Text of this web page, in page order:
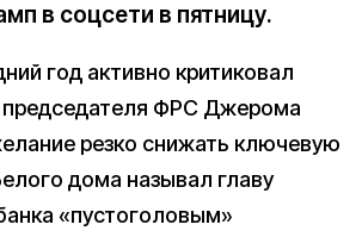
в соцсети в пятницу.
год активно критиковал
ФРС Джерома
резко снижать ключевую
дома называл главу
«пустоголовым»